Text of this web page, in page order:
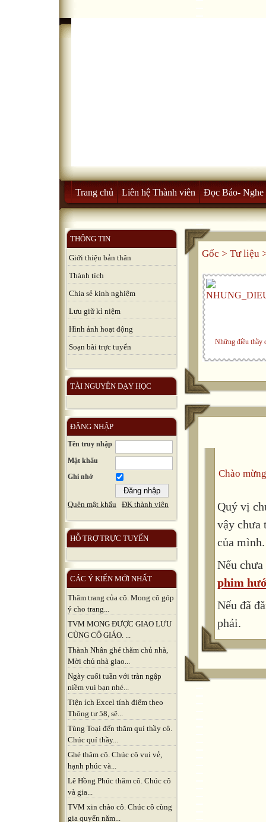
Trang chủ Liên hệ Thành viên Đọc Báo- Nghe
THÔNG TIN
Giới thiệu bản thân
Thành tích
Chia sẻ kinh nghiệm
Lưu giữ kỉ niệm
Hình ảnh hoạt động
Soạn bài trực tuyến
TÀI NGUYÊN DẠY HỌC
ĐĂNG NHẬP
Tên truy nhập
Mật khẩu
Ghi nhớ
Quên mật khẩu ĐK thành viên
HỖ TRỢ TRỰC TUYẾN
CÁC Ý KIẾN MỚI NHẤT
Thăm trang của cô. Mong cô góp
ý cho trang...
TVM MONG ĐƯỢC GIAO LƯU
CÙNG CÔ GIÁO. ...
Thành Nhân ghé thăm chủ nhà,
Mời chủ nhà giao...
Ngày cuối tuần với tràn ngập
niềm vui bạn nhé...
Tiện ích Excel tính điểm theo
Thông tư 58, sẽ...
Tùng Toại đến thăm quí thầy cô.
Chúc quí thầy...
Ghé thăm cô. Chúc cô vui vẻ,
hạnh phúc và...
Lê Hồng Phúc thăm cô. Chúc cô
và gia...
TVM xin chào cô. Chúc cô cùng
gia quyến năm...
Gốc > Tư liệu
Những điều thầy
Chào
Quý vị
vậy chưa
của mình.
Nếu
phim
Nếu đã
phải.